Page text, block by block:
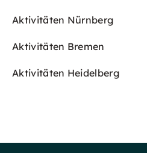
Aktivitäten Nürnberg
Aktivitäten Bremen
Aktivitäten Heidelberg